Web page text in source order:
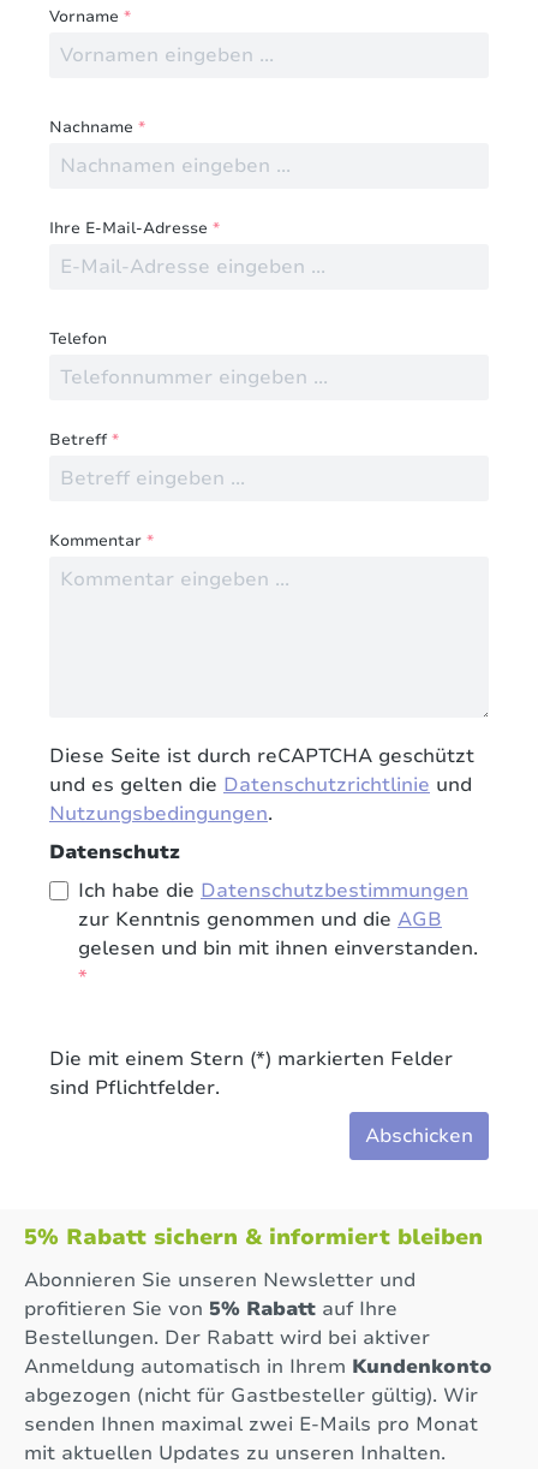
Vorname *
Nachname *
Ihre E-Mail-Adresse *
Telefon
Betreff*
Kommentar *
Diese Seite ist durch reCAPTCHA geschützt
und es gelten die Datenschutzrichtlinie und
Nutzungsbedingungen.
Datenschutz
Ich habe die Datenschutzbestimmungen
zur Kenntnis genommen und die AGB
gelesen und bin mit ihnen einverstanden.
*
Die mit einem Stern (*) markierten Felder
sind Pflichtfelder.
Abschicken
5% Rabatt sichern & informiert bleiben
Abonnieren Sie unseren Newsletter und
profitieren Sie von 5% Rabatt auf Ihre
Bestellungen. Der Rabatt wird bei aktiver
Anmeldung automatisch in Ihrem Kundenkonto
abgezogen (nicht für Gastbesteller gültig). Wir
senden Ihnen maximal zwei E-Mails pro Monat
mit aktuellen Updates zu unseren Inhalten.